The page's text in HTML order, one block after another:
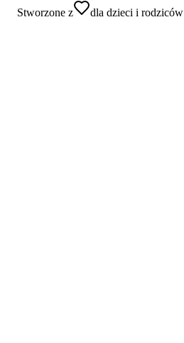
Stworzone z
dla dzieci i rodziców